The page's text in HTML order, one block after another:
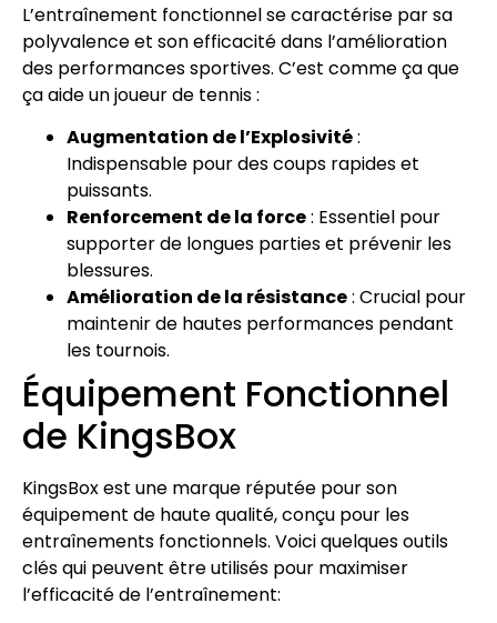
L’entraînement fonctionnel se caractérise par sa
polyvalence et son efficacité dans l’amélioration
des performances sportives. C’est comme ça que
ça aide un joueur de tennis :
Augmentation de l’Explosivité:
Indispensable pour des coups rapides et
puissants.
Renforcement de la force: Essentiel pour
supporter de longues parties et prévenir les
blessures.
Amélioration de la résistance: Crucial pour
maintenir de hautes performances pendant
les tournois.
Équipement Fonctionnel
de KingsBox
KingsBox est une marque réputée pour son
équipement de haute qualité, conçu pour les
entraînements fonctionnels. Voici quelques outils
clés qui peuvent être utilisés pour maximiser
l’efficacité de l’entraînement: